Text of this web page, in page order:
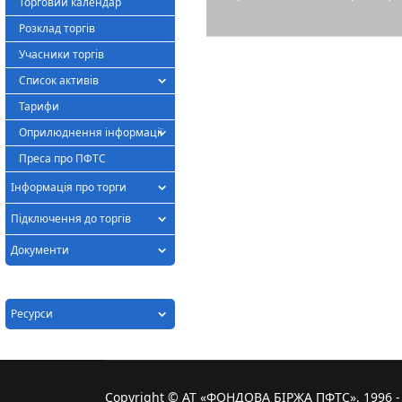
Розклад торгів
Учасники торгів
Список активів
Тарифи
Оприлюднення інформації
Преса про ПФТС
Інформація про торги
Підключення до торгів
Документи
Ресурси
Copyright © АТ «ФОНДОВА БІРЖА ПФТС», 1996 -